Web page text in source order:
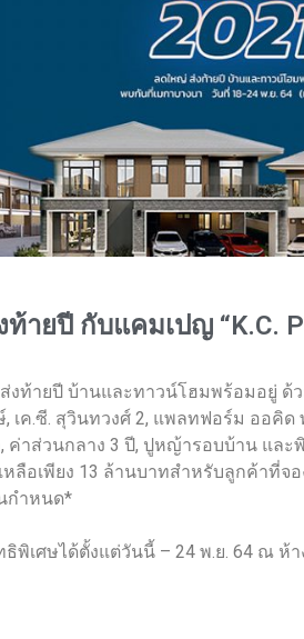
ยปี กับแคมเปญ “K.C.
ปี บ้านและทาวน์โฮมพร้อมอยู่ ด้วยแ
เค.ซี. สุวินทวงศ์ 2, แพลทฟอร์ม ออคิ
าส่วนกลาง 3 ปี, ปูหญ้ารอบบ้าน และ
ลือเพียง 13 ล้านบาทสำหรับลูกค้าที่จ
กำหนด*
เศษได้ตั้งแต่วันนี้ – 24 พ.ย. 64 ณ ห้